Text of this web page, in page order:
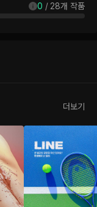
0 / 28개 작품
더보기